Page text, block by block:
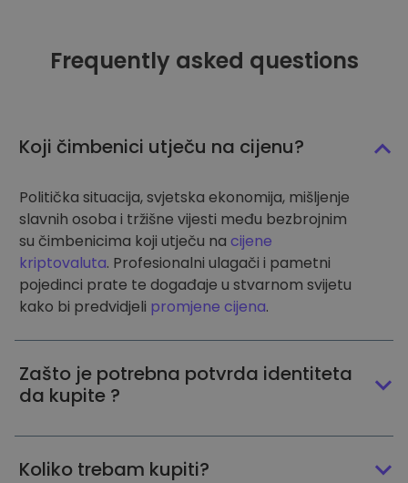
Frequently asked questions
Koji čimbenici utječu na cijenu?
Politička situacija, svjetska ekonomija, mišljenje
slavnih osoba i tržišne vijesti među bezbrojnim
su čimbenicima koji utječu na cijene
kriptovaluta. Profesionalni ulagači i pametni
pojedinci prate te događaje u stvarnom svijetu
kako bi predvidjeli promjene cijena.
Zašto je potrebna potvrda identiteta
da kupite ?
Koliko trebam kupiti?